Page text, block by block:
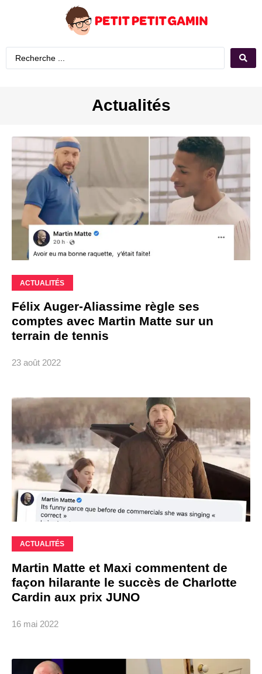
Actualités
ACTUALITÉS
Félix Auger-Aliassime règle ses
comptes avec Martin Matte sur un
terrain de tennis
23 août 2022
ACTUALITÉS
Martin Matte et Maxi commentent de
façon hilarante le succès de Charlotte
Cardin aux prix JUNO
16 mai 2022